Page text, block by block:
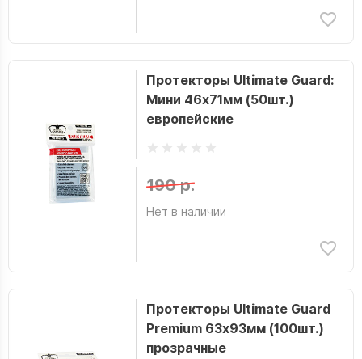
Протекторы Ultimate Guard:
Мини 46х71мм (50шт.)
европейские
190 р.
Нет в наличии
Протекторы Ultimate Guard
Premium 63х93мм (100шт.)
прозрачные